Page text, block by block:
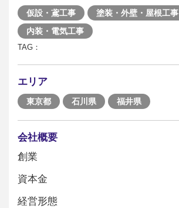
仮設・鳶工事
塗装・外壁・屋根工事
内装・電気工事
TAG：
エリア
東京都 石川県 福井県
会社概要
創業
資本金
経営形態